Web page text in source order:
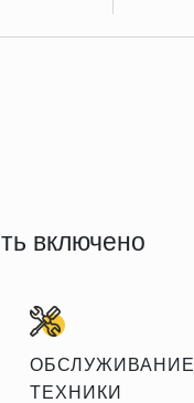
включено
ОБСЛУЖИВАНИЕ
ТЕХНИКИ